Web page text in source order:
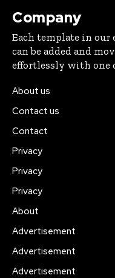
Company
Each template in
can be added and
effortlessly with one
About us
Contact us
Contact
Privacy
Privacy
Privacy
About
Advertisement
Advertisement
Advertisement